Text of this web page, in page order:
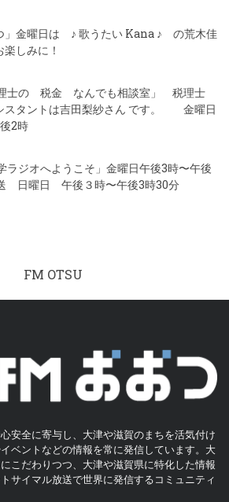
」金曜日は ♪ 歌うたい Kana ♪ の荒木佳
しみに！
士の 税金 なんでも相談室」 税理士
タントは吉田梨紗さん です。 金曜日
2時
ラジオへようこそ」金曜日午後3時〜午後
曜日 午後３時〜午後3時30分
FM OTSU
安全に寄与し、大津や滋賀のまちを活気付け
ベントなどの情報を常に発信しています。大
こだわりつつ、大津や滋賀県に特化した情報
サイマル放送で世界に発信するコミュニティ